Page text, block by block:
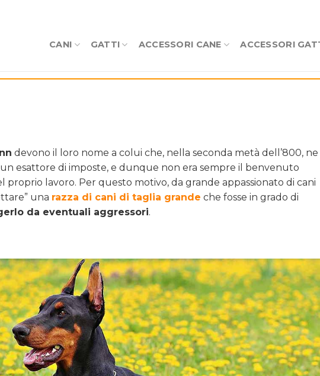
CANI GATTI ACCESSORI CANE ACCESSORI
devono il loro nome a colui che, nella seconda metà dell’800, ne
un esattore di imposte, e dunque non era sempre il benvenuto
lavoro. Per questo motivo, da grande appassionato di cani
una razza di cani di taglia grande che fosse in grado di
da eventuali aggressori.